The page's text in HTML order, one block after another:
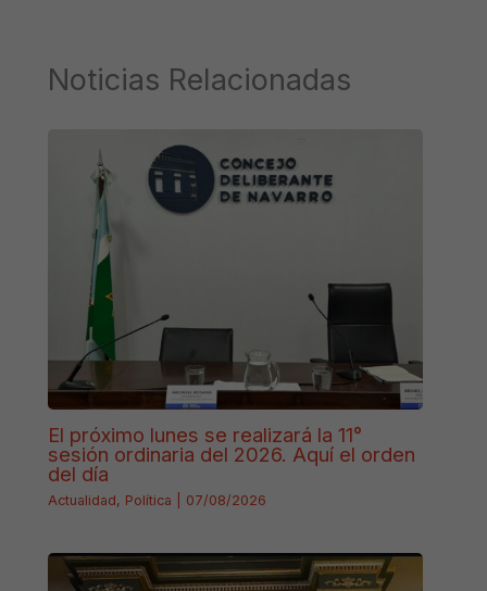
Noticias Relacionadas
El próximo lunes se realizará la 11°
sesión ordinaria del 2026. Aquí el orden
del día
Actualidad, Política 07/08/2026